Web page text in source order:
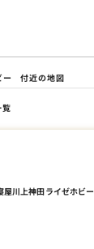
付近の地図
屋川上神田ライゼホビー